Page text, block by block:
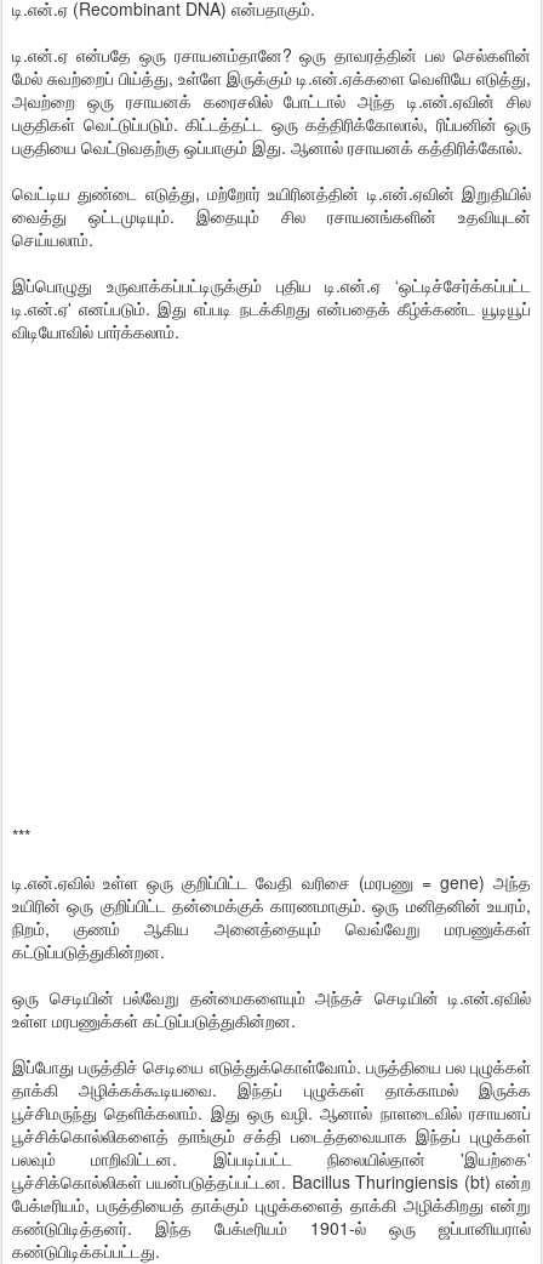
டி.என்.ஏ (Recombinant DNA) என்பதாகும்.
டி.என்.ஏ என்பதே ஒரு ரசாயனம்தானே? ஒரு தாவரத்தின் பல செல்களின்
மேல் சுவற்றைப் பிய்த்து, உள்ளே இருக்கும் டி.என்.ஏக்களை வெளியே எடுத்து,
அவற்றை ஒரு ரசாயனக் கரைசலில் போட்டால் அந்த டி.என்.ஏவின் சில
பகுதிகள் வெட்டுப்படும். கிட்டத்தட்ட ஒரு கத்திரிக்கோலால், ரிப்பனின் ஒரு
பகுதியை வெட்டுவதற்கு ஒப்பாகும் இது. ஆனால் ரசாயனக் கத்திரிக்கோல்.
வெட்டிய துண்டை எடுத்து, மற்றோர் உயிரினத்தின் டி.என்.ஏவின் இறுதியில்
வைத்து ஒட்டமுடியும். இதையும் சில ரசாயனங்களின் உதவியுடன்
செய்யலாம்.
இப்பொழுது உருவாக்கப்பட்டிருக்கும் புதிய டி.என்.ஏ ‘ஒட்டிச்சேர்க்கப்பட்ட
டி.என்.ஏ' எனப்படும். இது எப்படி நடக்கிறது என்பதைக் கீழ்க்கண்ட யூடியூப்
விடியோவில் பார்க்கலாம்.
***
டி.என்.ஏவில் உள்ள ஒரு குறிப்பிட்ட வேதி வரிசை (மரபணு = gene) அந்த
உயிரின் ஒரு குறிப்பிட்ட தன்மைக்குக் காரணமாகும். ஒரு மனிதனின் உயரம்,
நிறம், குணம் ஆகிய அனைத்தையும் வெவ்வேறு மரபணுக்கள்
கட்டுப்படுத்துகின்றன.
ஒரு செடியின் பல்வேறு தன்மைகளையும் அந்தச் செடியின் டி.என்.ஏவில்
உள்ள மரபணுக்கள் கட்டுப்படுத்துகின்றன.
இப்போது பருத்திச் செடியை எடுத்துக்கொள்வோம். பருத்தியை பல புழுக்கள்
தாக்கி அழிக்கக்கூடியவை. இந்தப் புழுக்கள் தாக்காமல் இருக்க
பூச்சிமருந்து தெளிக்கலாம். இது ஒரு வழி. ஆனால் நாளடைவில் ரசாயனப்
பூச்சிக்கொல்லிகளைத் தாங்கும் சக்தி படைத்தவையாக இந்தப் புழுக்கள்
பலவும் மாறிவிட்டன. இப்படிப்பட்ட நிலையில்தான் 'இயற்கை'
பூச்சிக்கொல்லிகள் பயன்படுத்தப்பட்டன. Bacillus Thuringiensis (bt) என்ற
பேக்டீரியம், பருத்தியைத் தாக்கும் புழுக்களைத் தாக்கி அழிக்கிறது என்று
கண்டுபிடித்தனர். இந்த பேக்டீரியம் 1901-ல் ஒரு ஜப்பானியரால்
கண்டுபிடிக்கப்பட்டது.